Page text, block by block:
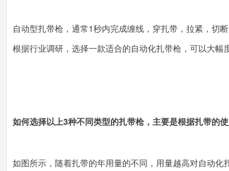
自动型扎带枪，通常1秒内完成缠线，穿扎带，拉紧，切
根据行业调研，选择一款适合的自动化扎带枪，可以大
如何选择以上3种不同类型的扎带枪，主要是根据扎带的
如图所示，随着扎带的年用量的不同，用量越高对自动化